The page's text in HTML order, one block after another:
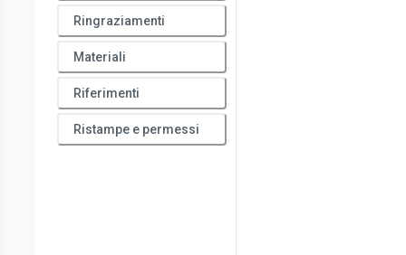
Ringraziamenti
Materiali
Riferimenti
Ristampe e permessi